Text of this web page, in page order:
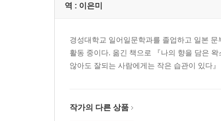
역 : 이은미
경성대학교 일어일문학과를 졸업하고 일본
활동 중이다. 옮긴 책으로 『나의 향을 담은
않아도 잘되는 사람에게는 작은 습관이 있다
작가의 다른 상품